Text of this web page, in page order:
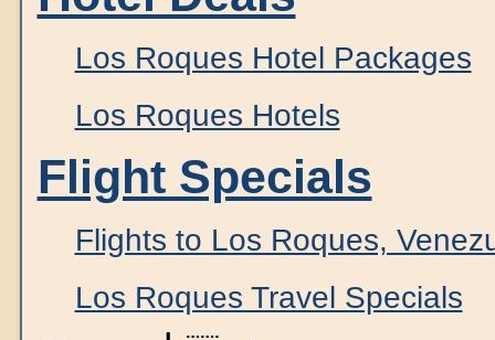
Los Roques Hotel Packages
Los Roques Hotels
Flight Specials
Flights to Los Roques,
Los Roques Travel Specials